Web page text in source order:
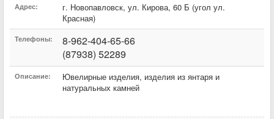
Адрес: г. Новопавловск, ул. Кирова, 60 Б (угол ул.
Красная)
Телефоны:
8-962-404-65-66
(87938) 52289
Описание:
Ювелирные изделия, изделия из янтаря и
натуральных камней